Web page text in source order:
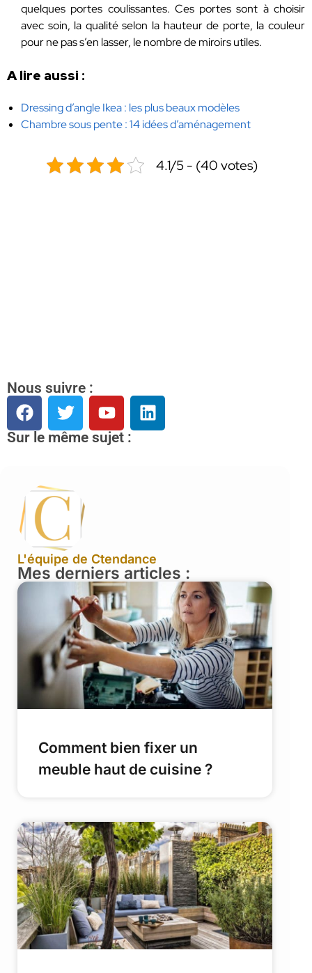
quelques portes coulissantes. Ces portes sont à choisir
avec soin, la qualité selon la hauteur de porte, la couleur
pour ne pas s’en lasser, le nombre de miroirs utiles.
A lire aussi :
Dressing d’angle Ikea : les plus beaux modèles
Chambre sous pente : 14 idées d’aménagement
4.1/5 - (40 votes)
Nous suivre :
Sur le même sujet :
L'équipe de Ctendance
Mes derniers articles :
Comment bien fixer un
meuble haut de cuisine ?